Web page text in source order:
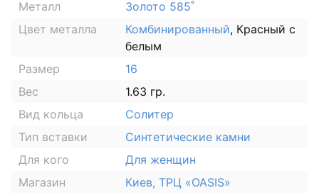
Металл
Золото 585˚
Цвет металла
Комбинированный, Красный с
белым
Размер
16
Вес
1.63 гр.
Вид кольца
Солитер
Тип вставки
Синтетические камни
Для кого
Для женщин
Магазин
Киев, ТРЦ «OASIS»